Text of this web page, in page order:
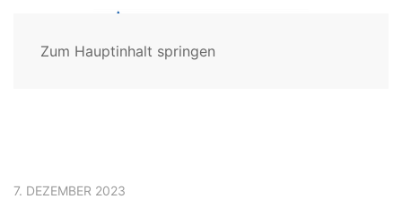
Zum Hauptinhalt springen
7. DEZEMBER 2023